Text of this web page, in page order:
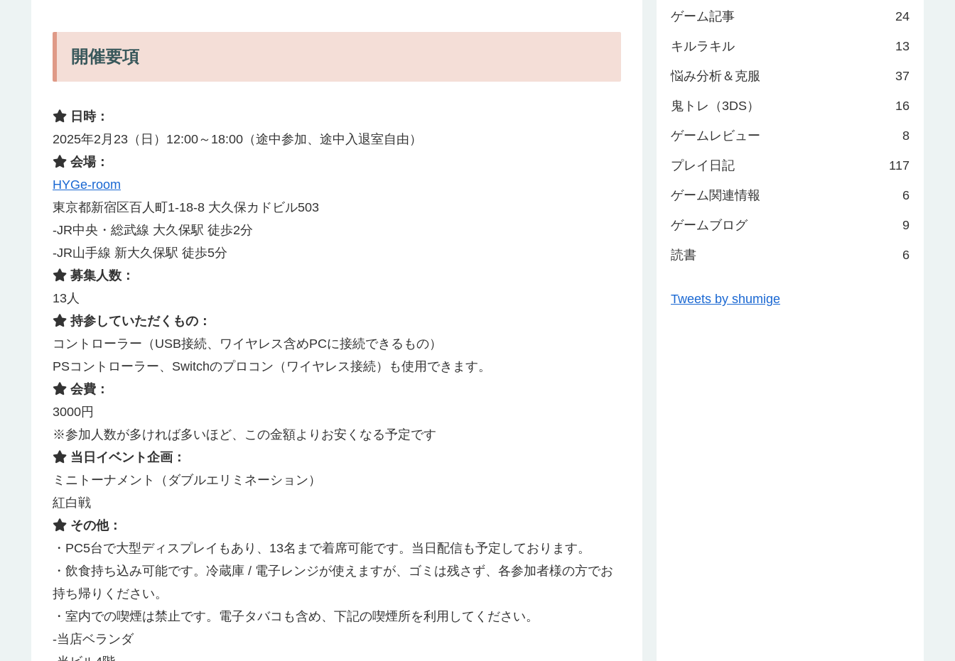
開催要項
日時：
2025年2月23（日）12:00～18:00（途中参加、途中入退室自由）
会場：
HYGe-room
東京都新宿区百人町1-18-8 大久保カドビル503
-JR中央・総武線 大久保駅 徒歩2分
-JR山手線 新大久保駅 徒歩5分
募集人数：
13人
持参していただくもの：
コントローラー（USB接続、ワイヤレス含めPCに接続できるもの）
PSコントローラー、Switchのプロコン（ワイヤレス接続）も使用できます。
会費：
3000円
※参加人数が多ければ多いほど、この金額よりお安くなる予定です
当日イベント企画：
ミニトーナメント（ダブルエリミネーション）
紅白戦
その他：
・PC5台で大型ディスプレイもあり、13名まで着席可能です。当日配信も予定しております。
・飲食持ち込み可能です。冷蔵庫 / 電子レンジが使えますが、ゴミは残さず、各参加者様の方でお
持ち帰りください。
・室内での喫煙は禁止です。電子タバコも含め、下記の喫煙所を利用してください。
-当店ベランダ
ゲーム記事 24
キルラキル 13
悩み分析＆克服 37
鬼トレ（3DS） 16
ゲームレビュー 8
プレイ日記 117
ゲーム関連情報 6
ゲームブログ 9
読書 6
Tweets by shumige